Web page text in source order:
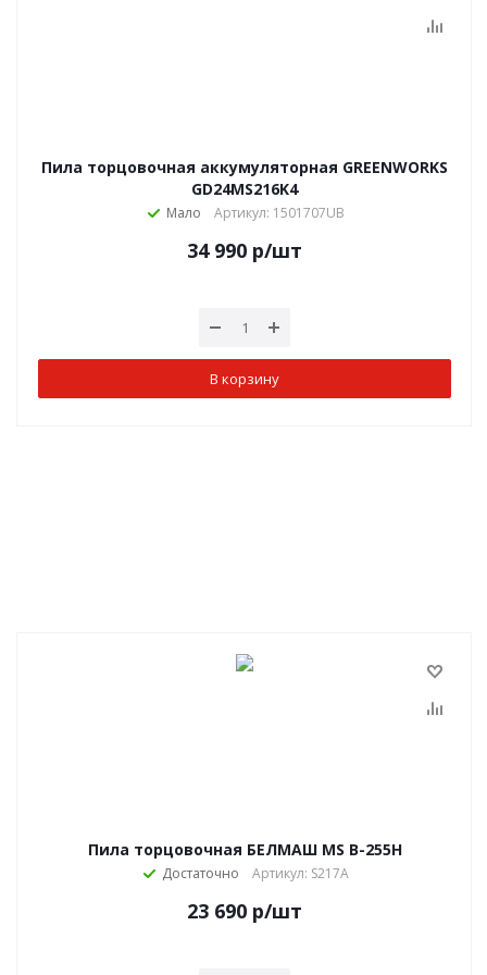
Пила торцовочная аккумуляторная GREENWORKS
GD24MS216K4
Мало Артикул: 1501707UB
34 990 р/шт
В корзину
Пила торцовочная БЕЛМАШ MS B-255H
Достаточно Артикул: S217A
23 690 р/шт